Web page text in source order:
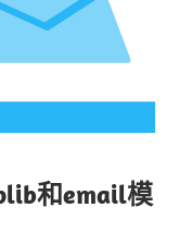
和email模